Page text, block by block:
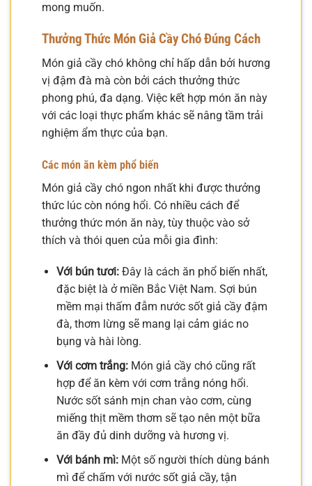
mong muốn.
Thưởng Thức Món Giả Cầy Chó Đúng Cách
Món giả cầy chó không chỉ hấp dẫn bởi hương
vị đậm đà mà còn bởi cách thưởng thức
phong phú, đa dạng. Việc kết hợp món ăn này
với các loại thực phẩm khác sẽ nâng tầm trải
nghiệm ẩm thực của bạn.
Các món ăn kèm phổ biến
Món giả cầy chó ngon nhất khi được thưởng
thức lúc còn nóng hổi. Có nhiều cách để
thưởng thức món ăn này, tùy thuộc vào sở
thích và thói quen của mỗi gia đình:
Với bún tươi:Đây là cách ăn phổ biến nhất,
đặc biệt là ở miền Bắc Việt Nam. Sợi bún
mềm mại thấm đẫm nước sốt giả cầy đậm
đà, thơm lừng sẽ mang lại cảm giác no
bụng và hài lòng.
Với cơm trắng:Món giả cầy chó cũng rất
hợp để ăn kèm với cơm trắng nóng hổi.
Nước sốt sánh mịn chan vào cơm, cùng
miếng thịt mềm thơm sẽ tạo nên một bữa
ăn đầy đủ dinh dưỡng và hương vị.
Với bánh mì:Một số người thích dùng bánh
mì để chấm với nước sốt giả cầy, tận